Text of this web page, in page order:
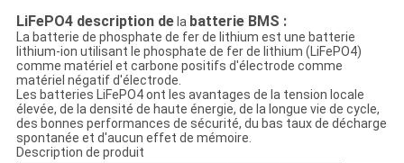
LiFePO4 description dela batterie BMS :
La batterie de phosphate de fer de lithium est une batterie
lithium-ion utilisant le phosphate de fer de lithium (LiFePO4)
comme matériel et carbone positifs d'électrode comme
matériel négatif d'électrode.
Les batteries LiFePO4 ont les avantages de la tension locale
élevée, de la densité de haute énergie, de la longue vie de cycle,
des bonnes performances de sécurité, du bas taux de décharge
spontanée et d'aucun effet de mémoire.
Description de produit